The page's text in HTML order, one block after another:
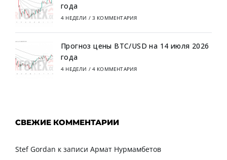
года
4 НЕДЕЛИ / 3 КОММЕНТАРИЯ
Прогноз цены BTC/USD на 14 июля 2026
года
4 НЕДЕЛИ / 4 КОММЕНТАРИЯ
СВЕЖИЕ КОММЕНТАРИИ
Stef Gordan к записи Армат Нурмамбетов